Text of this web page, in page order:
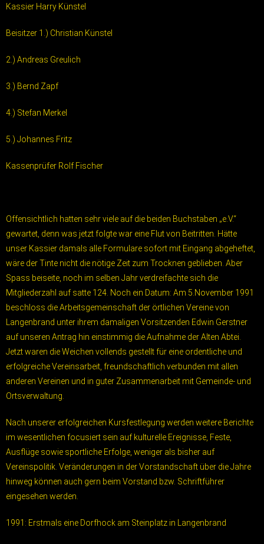
Kassier Harry Künstel
Beisitzer 1.) Christian Künstel
2.) Andreas Greulich
3.) Bernd Zapf
4.) Stefan Merkel
5.) Johannes Fritz
Kassenprüfer Rolf Fischer
Offensichtlich hatten sehr viele auf die beiden Buchstaben „e.V.“
gewartet, denn was jetzt folgte war eine Flut von Beitritten. Hätte
unser Kassier damals alle Formulare sofort mit Eingang abgeheftet,
wäre der Tinte nicht die nötige Zeit zum Trocknen geblieben. Aber
Spass beiseite, noch im selben Jahr verdreifachte sich die
Mitgliederzahl auf satte 124. Noch ein Datum: Am 5.November 1991
beschloss die Arbeitsgemeinschaft der örtlichen Vereine von
Langenbrand unter ihrem damaligen Vorsitzenden Edwin Gerstner
auf unseren Antrag hin einstimmig die Aufnahme der Alten Abtei.
Jetzt waren die Weichen vollends gestellt für eine ordentliche und
erfolgreiche Vereinsarbeit, freundschaftlich verbunden mit allen
anderen Vereinen und in guter Zusammenarbeit mit Gemeinde- und
Ortsverwaltung.
Nach unserer erfolgreichen Kursfestlegung werden weitere Berichte
im wesentlichen focusiert sein auf kulturelle Ereignisse, Feste,
Ausflüge sowie sportliche Erfolge, weniger als bisher auf
Vereinspolitik. Veränderungen in der Vorstandschaft über die Jahre
hinweg können auch gern beim Vorstand bzw. Schriftführer
eingesehen werden.
1991: Erstmals eine Dorfhock am Steinplatz in Langenbrand